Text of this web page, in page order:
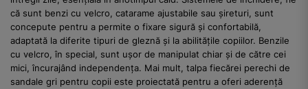
că sunt benzi cu velcro, catarame ajustabile sau șireturi, sunt
concepute pentru a permite o fixare sigură și confortabilă,
adaptată la diferite tipuri de gleznă și la abilitățile copiilor. Benzile
cu velcro, în special, sunt ușor de manipulat chiar și de către cei
mici, încurajând independența. Mai mult, talpa fiecărei perechi de
sandale gri pentru copii este proiectată pentru a oferi aderență